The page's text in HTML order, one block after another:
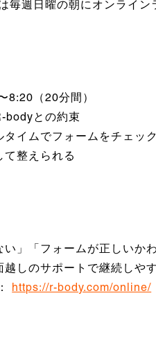
毎週日曜の朝にオンライン
8:20（20分間）
bodyとの約束
タイムでフォームをチェッ
て整えられる
い」「フォームが正しいか
越しのサポートで継続しやす
https://r-body.com/online/